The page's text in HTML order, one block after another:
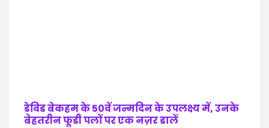
डेविड बेकहम के 50वें जन्मदिन के उपलक्ष्य में, उनके
बेहतरीन फूडी पलों पर एक नज़र डालें